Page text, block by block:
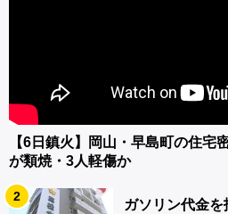
【6日鎮火】岡山・早島町の住
が類焼・3人軽傷か
2
ガソリン代金